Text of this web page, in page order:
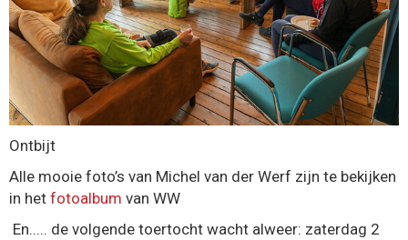
Ontbijt
Alle mooie foto’s van Michel van der Werf zijn te bekijken
in het fotoalbum van WW
En..... de volgende toertocht wacht alweer: zaterdag 2